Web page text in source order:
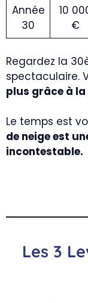
Année
30
10
€
Regardez la
spectaculaire.
plus grâce à
Le temps est
de neige est
incontestable.
Les 3